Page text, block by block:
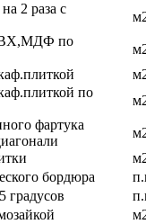
2 раза с
по
по
фартука
бордюра
градусов